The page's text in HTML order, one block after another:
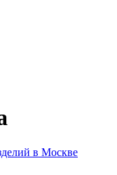
в Москве